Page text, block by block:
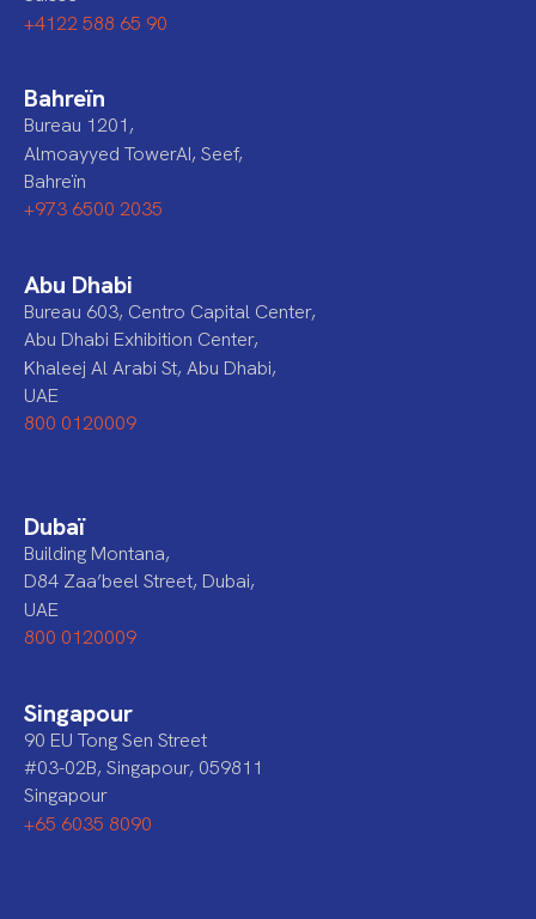
+4122 588 65 90
Bahreïn
Bureau 1201,
Almoayyed TowerAI, Seef,
Bahreïn
+973 6500 2035
Abu Dhabi
Bureau 603, Centro Capital Center,
Abu Dhabi Exhibition Center,
Khaleej Al Arabi St, Abu Dhabi,
UAE
800 0120009
Dubaï
Building Montana,
D84 Zaa’beel Street, Dubai,
UAE
800 0120009
Singapour
90 EU Tong Sen Street
#03-02B, Singapour, 059811
Singapour
+65 6035 8090